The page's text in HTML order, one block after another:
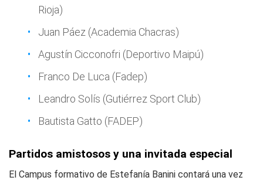
Rioja)
Juan Páez (Academia Chacras)
Agustín Cicconofri (Deportivo Maipú)
Franco De Luca (Fadep)
Leandro Solís (Gutiérrez Sport Club)
Bautista Gatto (FADEP)
Partidos amistosos y una invitada especial
El Campus formativo de Estefanía Banini contará una vez